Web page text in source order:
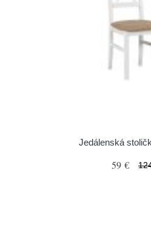
Jedálenská
59 €